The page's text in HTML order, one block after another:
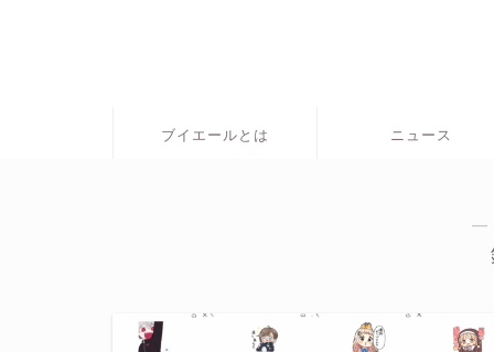
ブイエールとは ニュース
―